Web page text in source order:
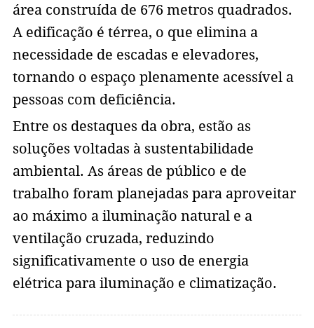
área construída de 676 metros quadrados.
A edificação é térrea, o que elimina a
necessidade de escadas e elevadores,
tornando o espaço plenamente acessível a
pessoas com deficiência.
Entre os destaques da obra, estão as
soluções voltadas à sustentabilidade
ambiental. As áreas de público e de
trabalho foram planejadas para aproveitar
ao máximo a iluminação natural e a
ventilação cruzada, reduzindo
significativamente o uso de energia
elétrica para iluminação e climatização.